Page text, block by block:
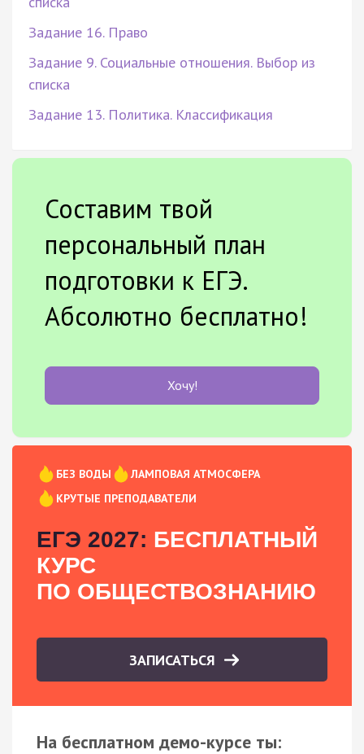
Задание 16. Право
Задание 9. Социальные отношения. Выбор из
списка
Задание 13. Политика. Классификация
Составим твой
персональный план
подготовки к ЕГЭ.
Абсолютно бесплатно!
Хочу!
БЕЗ ВОДЫ
ЛАМПОВАЯ АТМОСФЕРА
КРУТЫЕ ПРЕПОДАВАТЕЛИ
ЕГЭ 2027: БЕСПЛАТНЫЙ
КУРС
ПО ОБЩЕСТВОЗНАНИЮ
ЗАПИСАТЬСЯ
На бесплатном демо-курсе ты: